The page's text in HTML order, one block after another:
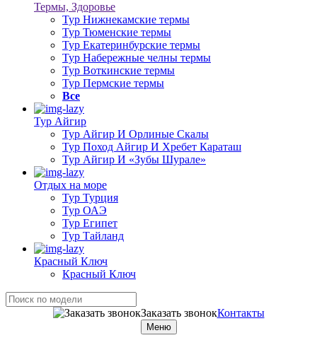
Термы, Здоровье
Тур Нижнекамские термы
Тур Тюменские термы
Тур Екатеринбурские термы
Тур Набережные челны термы
Тур Воткинские термы
Тур Пермские термы
Все
Тур Айгир
Тур Айгир И Орлиные Скалы
Тур Поход Айгир И Хребет Караташ
Тур Айгир И «Зубы Шурале»
Отдых на море
Тур Турция
Тур ОАЭ
Тур Египет
Тур Тайланд
Красный Ключ
Красный Ключ
Заказать звонокКонтакты
Меню